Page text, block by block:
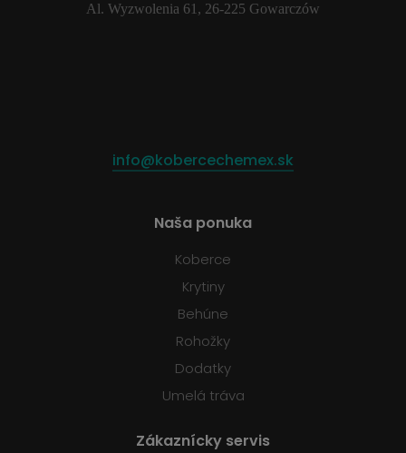
Al. Wyzwolenia 61, 26-225 Gowarczów
info@kobercechemex.sk
Naša ponuka
Koberce
Krytiny
Behúne
Rohožky
Dodatky
Umelá tráva
Zákaznícky servis